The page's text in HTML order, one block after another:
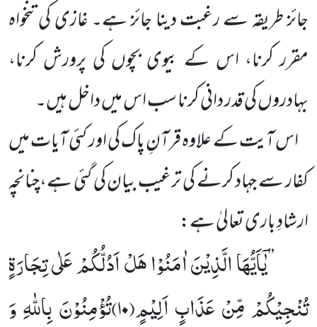
جائز طریقہ سے رغبت دینا جائز ہے۔ غازی کی تنخواہ
مقرر کرنا، اس کے بیوی بچوں کی پرورش کرنا،
بہادروں کی قدر دانی کرنا سب اس میں داخل ہیں۔
اس آیت کے علاوہ قرآنِ پاک کی اور کئی آیات میں
کفار سے جہاد کرنے کی ترغیب بیان کی گئی ہے،چنانچہ
ارشادِ باری تعالیٰ ہے:
’’یٰۤاَیُّهَا الَّذِیْنَ اٰمَنُوْا هَلْ اَدُلُّكُمْ عَلٰى تِجَارَةٍ
تُنْجِیْكُمْ مِّنْ عَذَابٍ اَلِیْمٍ(۱۰)تُؤْمِنُوْنَ بِاللّٰهِ وَ